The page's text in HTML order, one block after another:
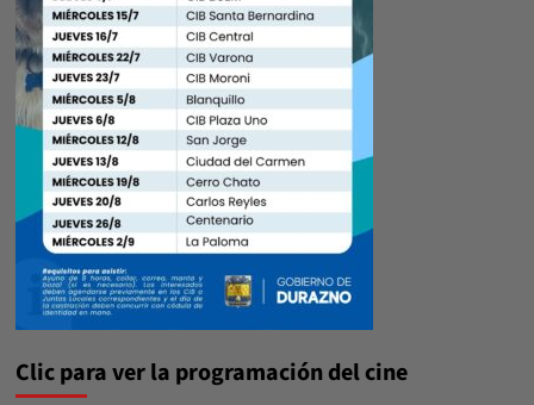
Clic para ver la programación del cine